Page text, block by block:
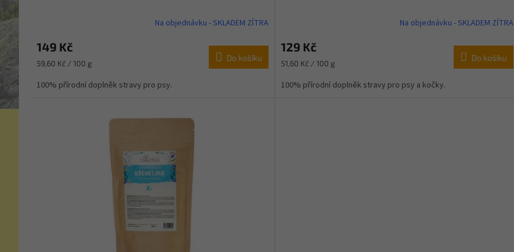
Na objednávku - SKLADEM ZÍTRA
149 Kč
Měrná
59,60 Kč / 100 g
Do košíku
100% přírodní doplněk stravy pro psy.
Na objednávku - SKLADEM ZÍTRA
129 Kč
Měrná
51,60 Kč / 100 g
Do košíku
100% přírodní doplněk stravy pro psy a kočky.